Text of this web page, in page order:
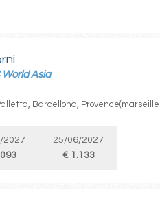
World Asia
Barcellona,
2027
25/06/2027
€ 1.133